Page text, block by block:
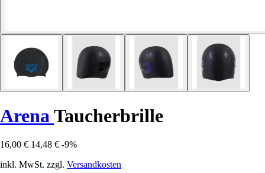
Arena Taucherbrille
16,00 € 14,48 € -9%
inkl. MwSt. zzgl. Versandkosten